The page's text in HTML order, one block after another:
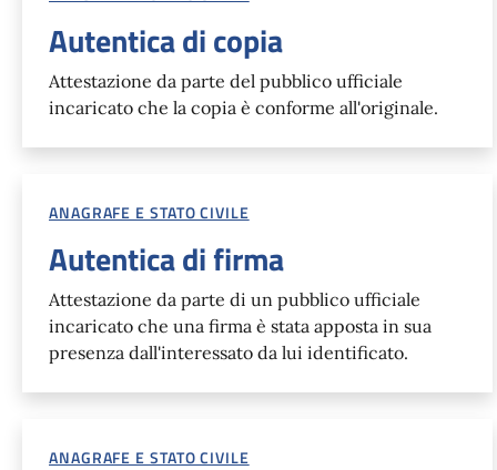
Autentica di copia
Attestazione da parte del pubblico ufficiale
incaricato che la copia è conforme all'originale.
ANAGRAFE E STATO CIVILE
Autentica di firma
Attestazione da parte di un pubblico ufficiale
incaricato che una firma è stata apposta in sua
presenza dall'interessato da lui identificato.
ANAGRAFE E STATO CIVILE